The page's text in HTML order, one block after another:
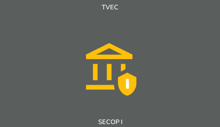
TVEC
SECOP I